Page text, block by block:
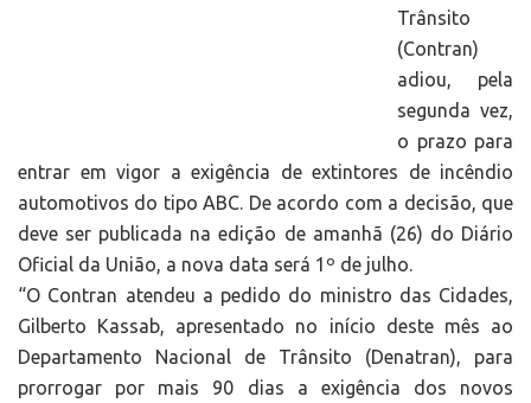
Trânsito
(Contran)
adiou, pela
segunda vez,
o prazo para
entrar em vigor a exigência de extintores de incêndio
automotivos do tipo ABC. De acordo com a decisão, que
deve ser publicada na edição de amanhã (26) do Diário
Oficial da União, a nova data será 1º de julho.
“O Contran atendeu a pedido do ministro das Cidades,
Gilberto Kassab, apresentado no início deste mês ao
Departamento Nacional de Trânsito (Denatran), para
prorrogar por mais 90 dias a exigência dos novos